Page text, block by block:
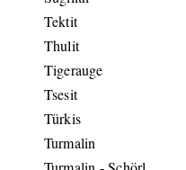
Tektit
Thulit
Tigerauge
Tsesit
Türkis
Turmalin